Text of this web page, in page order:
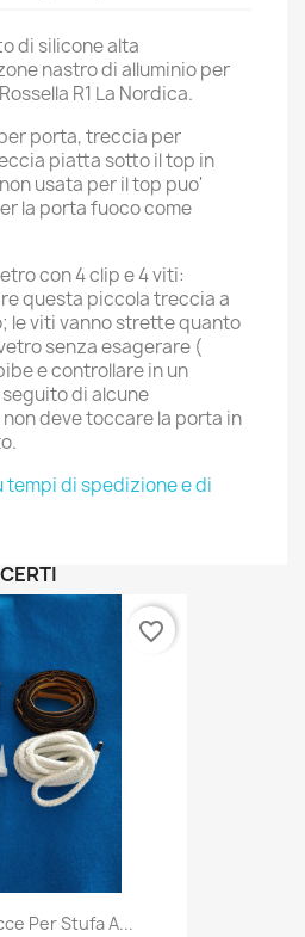
di silicone alta
nastro di alluminio per
R1 La Nordica.
porta, treccia per
piatta sotto il top in
usata per il top puo'
la porta fuoco come
con 4 clip e 4 viti:
questa piccola treccia a
le viti vanno strette quanto
senza esagerare (
e controllare in un
di alcune
deve toccare la porta in
tempi di spedizione e di
Per Stufa A...
favorite_border